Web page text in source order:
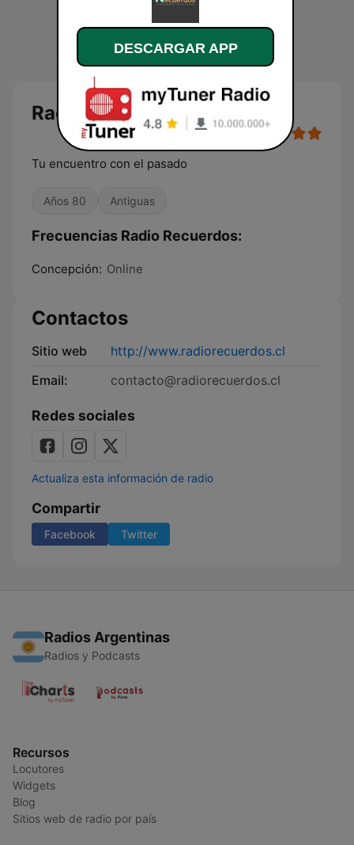
Radio Recuerdos
Tu encuentro con el pasado
Años 80 Antiguas
Frecuencias Radio Recuerdos:
Concepción: Online
Contactos
Sitio web
http://www.radiorecuerdos.cl
Email:
contacto@radiorecuerdos.cl
Redes sociales
Actualiza esta información de radio
Compartir
Facebook Twitter
Radios Argentinas
Radios y Podcasts
Recursos
Locutores
Widgets
Blog
Sitios web de radio por país
DESCARGAR APP